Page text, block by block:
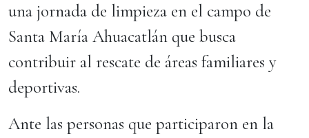
una jornada de limpieza en el campo de
Santa María Ahuacatlán que busca
contribuir al rescate de áreas familiares y
deportivas.
Ante las personas que participaron en la